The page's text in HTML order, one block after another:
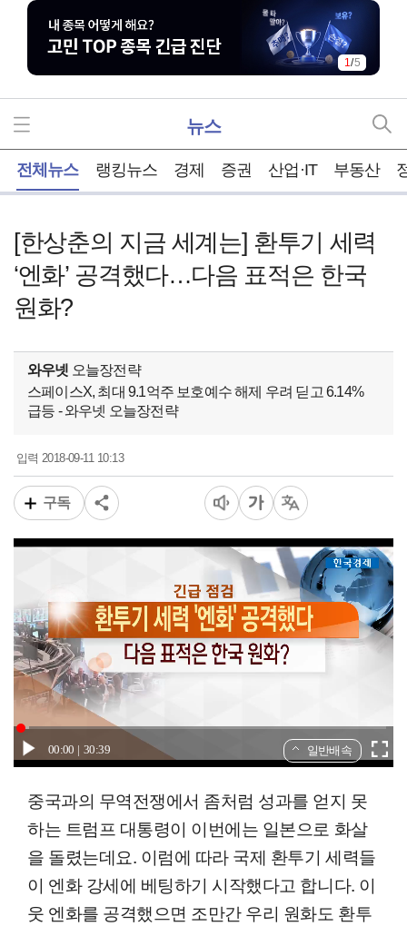
2/5
뉴스
전체뉴스 랭킹뉴스 경제 증권 산업·IT 부동산
[한상춘의 지금 세계는] 환투기 세력
‘엔화’ 공격했다…다음 표적은 한국
원화?
와우넷 오늘장전략
스페이스X, 최대 9.1억주 보호예수 해제 우려 딛고 6.14%
급등 - 와우넷 오늘장전략
입력2018-09-11 10:13
구독
00:00 30:39 일반배속
중국과의 무역전쟁에서 좀처럼 성과를 얻지 못
하는 트럼프 대통령이 이번에는 일본으로 화살
을 돌렸는데요. 이럼에 따라 국제 환투기 세력들
이 엔화 강세에 베팅하기 시작했다고 합니다. 이
웃 엔화를 공격했으면 조만간 우리 원화도 환투